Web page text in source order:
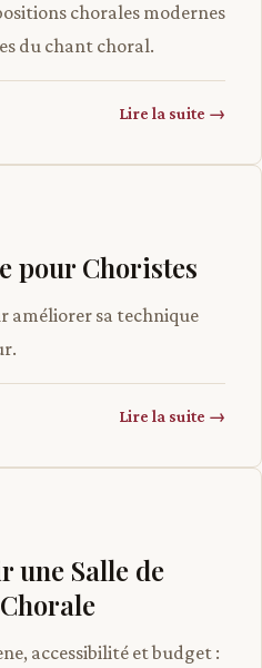
chorales modernes
du chant choral.
Lire la suite →
pour Choristes
améliorer sa technique
Lire la suite →
une Salle de
accessibilité et budget :